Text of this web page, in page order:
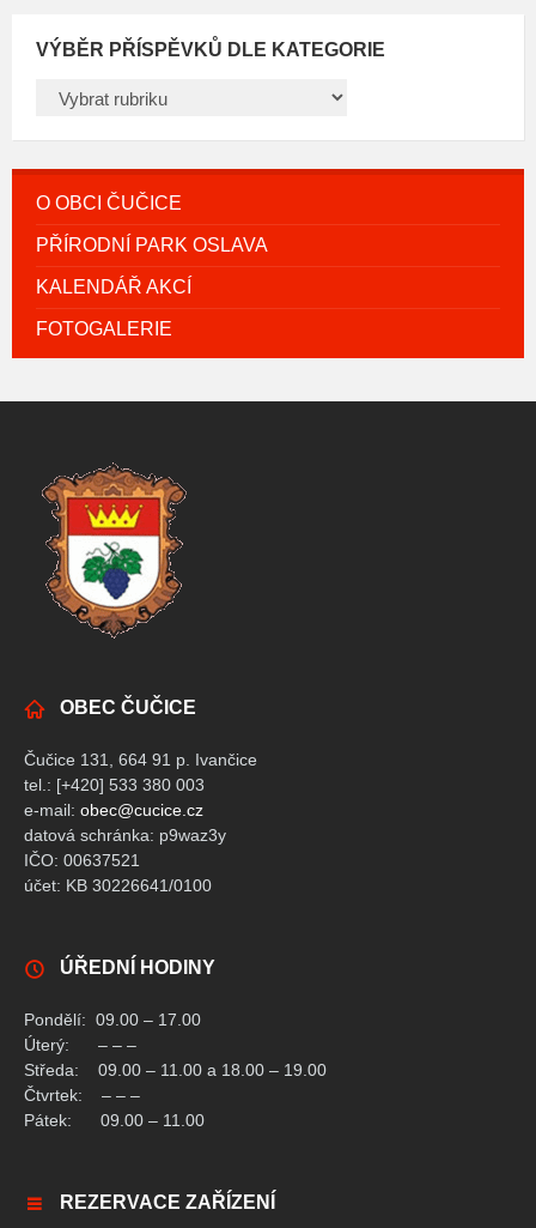
VÝBĚR PŘÍSPĚVKŮ DLE KATEGORIE
PŘÍSPĚVKŮ
KATEGORIE
O OBCI ČUČICE
PŘÍRODNÍ PARK OSLAVA
KALENDÁŘ AKCÍ
FOTOGALERIE
OBEC ČUČICE
Čučice 131, 664 91 p. Ivančice
tel.: [+420] 533 380 003
e-mail: obec@cucice.cz
datová schránka: p9waz3y
IČO: 00637521
účet: KB 30226641/0100
ÚŘEDNÍ HODINY
Pondělí: 09.00 – 17.00
Úterý: – – –
Středa: 09.00 – 11.00 a 18.00 – 19.00
Čtvrtek: – – –
Pátek: 09.00 – 11.00
REZERVACE ZAŘÍZENÍ